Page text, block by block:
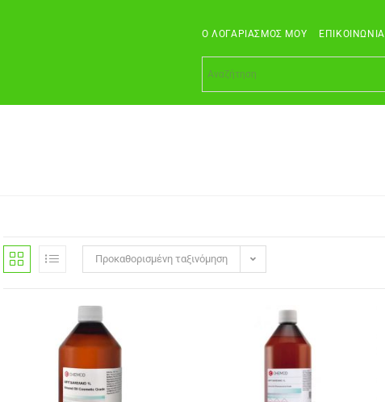
Ο ΛΟΓΑΡΙΑΣΜΌΣ ΜΟΥ ΕΠΙΚΟΙΝΩΝΊΑ
Προκαθορισμένη ταξινόμηση